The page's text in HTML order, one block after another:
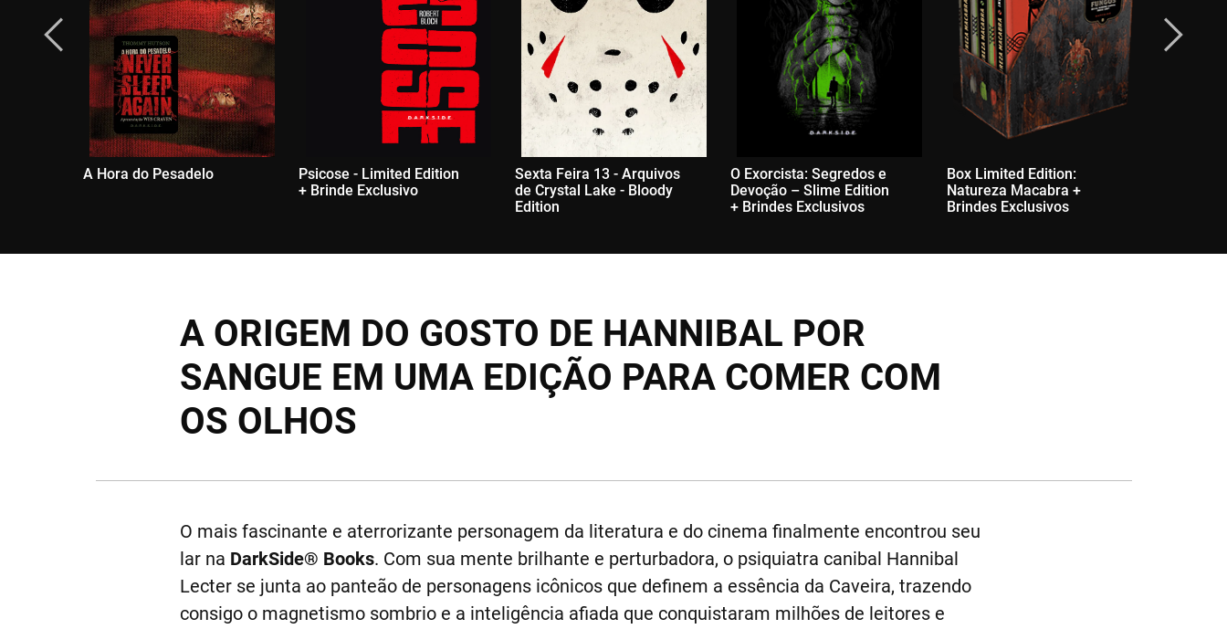
A Hora do Pesadelo
Psicose - Limited Edition
+ Brinde Exclusivo
Sexta Feira 13 - Arquivos
de Crystal Lake - Bloody
Edition
O Exorcista: Segredos e
Devoção – Slime Edition
+ Brindes Exclusivos
Box Limited Edition:
Natureza Macabra +
Brindes Exclusivos
A ORIGEM DO GOSTO DE HANNIBAL POR
SANGUE EM UMA EDIÇÃO PARA COMER COM
OS OLHOS
O mais fascinante e aterrorizante personagem da literatura e do cinema finalmente encontrou seu
lar na DarkSide® Books. Com sua mente brilhante e perturbadora, o psiquiatra canibal Hannibal
Lecter se junta ao panteão de personagens icônicos que definem a essência da Caveira, trazendo
consigo o magnetismo sombrio e a inteligência afiada que conquistaram milhões de leitores e